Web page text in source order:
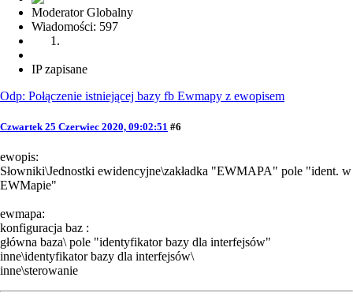
Moderator Globalny
Wiadomości: 597
IP zapisane
Odp: Połączenie istniejącej bazy fb Ewmapy z ewopisem
Czwartek 25 Czerwiec 2020, 09:02:51 #6
ewopis:
Słowniki\Jednostki ewidencyjne\zakładka "EWMAPA" pole "ident. w
EWMapie"
ewmapa:
konfiguracja baz :
główna baza\ pole "identyfikator bazy dla interfejsów"
inne\identyfikator bazy dla interfejsów\
inne\sterowanie